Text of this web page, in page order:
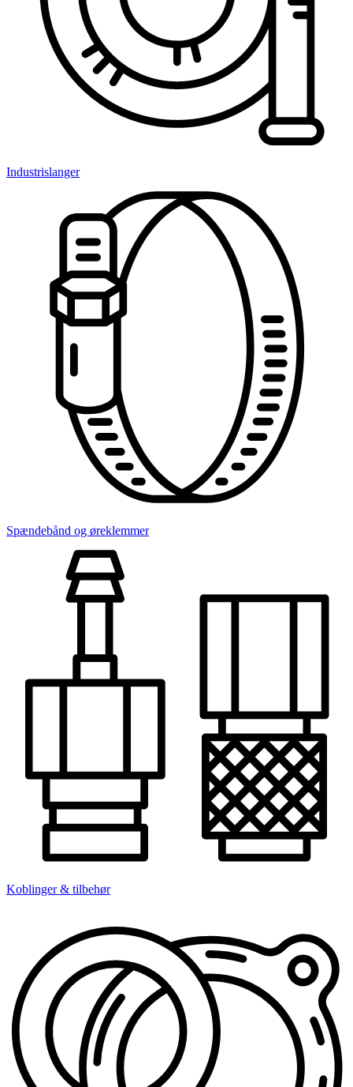
Industrislanger
Spændebånd og øreklemmer
Koblinger & tilbehør